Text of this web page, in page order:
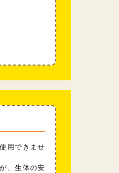
用できませ
、生体の安